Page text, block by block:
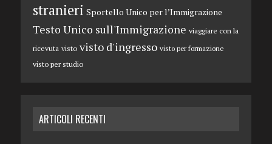
stranieri Sportello Unico per l’Immigrazione
Testo Unico sull'Immigrazione viaggiare con la
ricevuta visto visto d'ingresso visto per formazione
visto per studio
ARTICOLI RECENTI